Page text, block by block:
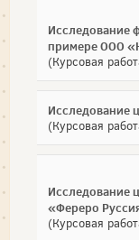
Исследование
примере ООО
(Курсовая
Исследование
(Курсовая
Исследование
«Фереро
(Курсовая